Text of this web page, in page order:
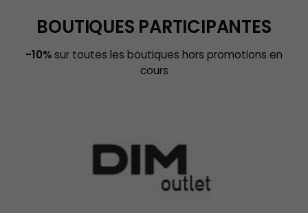
BOUTIQUES PARTICIPANTES
-10%sur toutes les boutiques hors promotions en
cours